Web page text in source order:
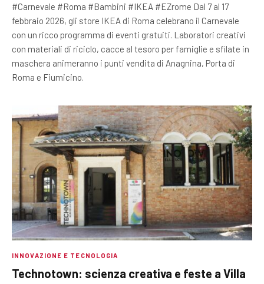
#Carnevale #Roma #Bambini #IKEA #EZrome Dal 7 al 17
febbraio 2026, gli store IKEA di Roma celebrano il Carnevale
con un ricco programma di eventi gratuiti. Laboratori creativi
con materiali di riciclo, cacce al tesoro per famiglie e sfilate in
maschera animeranno i punti vendita di Anagnina, Porta di
Roma e Fiumicino.
INNOVAZIONE E TECNOLOGIA
Technotown: scienza creativa e feste a Villa